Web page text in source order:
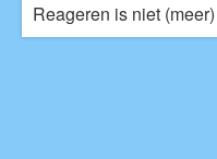
Reageren is niet